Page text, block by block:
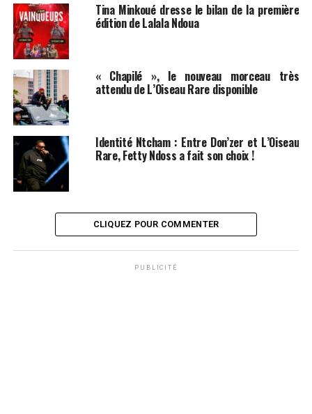
Tina Minkoué dresse le bilan de la première
édition de Lalala Ndoua
« Chapilé », le nouveau morceau très
attendu de L’Oiseau Rare disponible
Identité Ntcham : Entre Don’zer et L’Oiseau
Rare, Fetty Ndoss a fait son choix !
CLIQUEZ POUR COMMENTER
PUBLICITÉ